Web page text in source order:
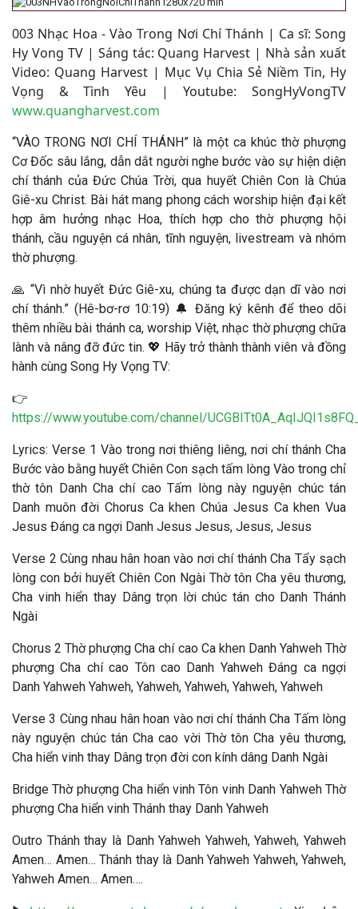
003 Nhạc Hoa - Vào Trong Nơi Chí Thánh | Ca sĩ: Song
Hy Vong TV | Sáng tác: Quang Harvest | Nhà sản xuất
Video: Quang Harvest | Mục Vụ Chia Sẻ Niềm Tin, Hy
Vọng & Tình Yêu | Youtube: SongHyVongTV
www.quangharvest.com
“VÀO TRONG NƠI CHÍ THÁNH” là một ca khúc thờ phượng
Cơ Đốc sâu lắng, dẫn dắt người nghe bước vào sự hiện diện
chí thánh của Đức Chúa Trời, qua huyết Chiên Con là Chúa
Giê-xu Christ. Bài hát mang phong cách worship hiện đại kết
hợp âm hưởng nhạc Hoa, thích hợp cho thờ phượng hội
thánh, cầu nguyện cá nhân, tĩnh nguyện, livestream và nhóm
thờ phượng.
🙏 “Vì nhờ huyết Đức Giê-xu, chúng ta được dạn dĩ vào nơi
chí thánh.” (Hê-bơ-rơ 10:19) 🔔 Đăng ký kênh để theo dõi
thêm nhiều bài thánh ca, worship Việt, nhạc thờ phượng chữa
lành và nâng đỡ đức tin. 💖 Hãy trở thành thành viên và đồng
hành cùng Song Hy Vọng TV:
👉
https://www.youtube.com/channel/
Lyrics: Verse 1 Vào trong nơi thiêng liêng, nơi chí thánh Cha
Bước vào bằng huyết Chiên Con sạch tấm lòng Vào trong chỉ
thờ tôn Danh Cha chí cao Tấm lòng này nguyện chúc tán
Danh muôn đời Chorus Ca khen Chúa Jesus Ca khen Vua
Jesus Đáng ca ngợi Danh Jesus Jesus, Jesus, Jesus
Verse 2 Cùng nhau hân hoan vào nơi chí thánh Cha Tẩy sạch
lòng con bởi huyết Chiên Con Ngài Thờ tôn Cha yêu thương,
Cha vinh hiển thay Dâng trọn lời chúc tán cho Danh Thánh
Ngài
Chorus 2 Thờ phượng Cha chí cao Ca khen Danh Yahweh Thờ
phượng Cha chí cao Tôn cao Danh Yahweh Đáng ca ngợi
Danh Yahweh Yahweh, Yahweh, Yahweh, Yahweh, Yahweh
Verse 3 Cùng nhau hân hoan vào nơi chí thánh Cha Tấm lòng
này nguyện chúc tán Cha cao vời Thờ tôn Cha yêu thương,
Cha hiển vinh thay Dâng trọn đời con kính dâng Danh Ngài
Bridge Thờ phượng Cha hiển vinh Tôn vinh Danh Yahweh Thờ
phượng Cha hiển vinh Thánh thay Danh Yahweh
Outro Thánh thay là Danh Yahweh Yahweh, Yahweh, Yahweh
Amen… Amen… Thánh thay là Danh Yahweh Yahweh, Yahweh,
Yahweh Amen… Amen….